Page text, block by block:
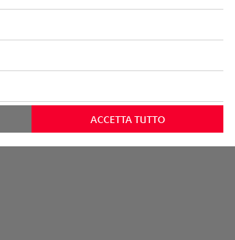
ACCETTA TUTTO